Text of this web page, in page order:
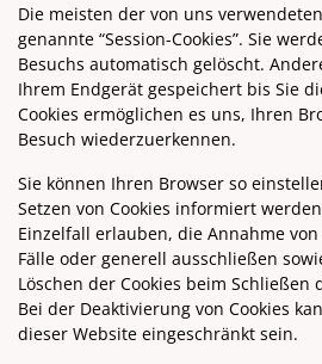
Die meisten der von uns
genannte “Session-Cookies”. Sie
Besuchs automatisch gelöscht.
Ihrem Endgerät gespeichert bis Sie
Cookies ermöglichen es uns, Ihren
Besuch wiederzuerkennen.
Sie können Ihren Browser so
Setzen von Cookies informiert
Einzelfall erlauben, die Annahme
Fälle oder generell ausschließen
Löschen der Cookies beim Schließen
Bei der Deaktivierung von Cookies
dieser Website eingeschränkt sein.